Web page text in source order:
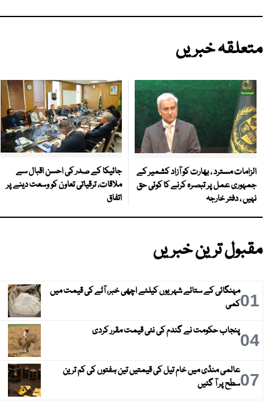
متعلقہ خبریں
الزامات مسترد ، بھارت کو آزاد کشمیر کے
جمہوری عمل پر تبصرہ کرنے کا کوئی حق
نہیں ، دفتر خارجہ
جائیکا کے صدر کی احسن اقبال سے
ملاقات، ترقیاتی تعاون کو وسعت دینے پر
اتفاق
مقبول ترین خبریں
01مہنگائی کے ستائے شہریوں کیلئے اچھی خبر، آٹے کی قیمت میں
کمی
04پنجاب حکومت نے گندم کی نئی قیمت مقرر کردی
07عالمی منڈی میں خام تیل کی قیمتیں تین ہفتوں کی کم ترین
سطح پر آ گئیں